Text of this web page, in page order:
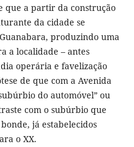
que a partir da construção
da cidade se
produzindo uma
a localidade – antes
operária e favelização
de que com a Avenida
do automóvel” ou
com o subúrbio que
já estabelecidos
o XX.